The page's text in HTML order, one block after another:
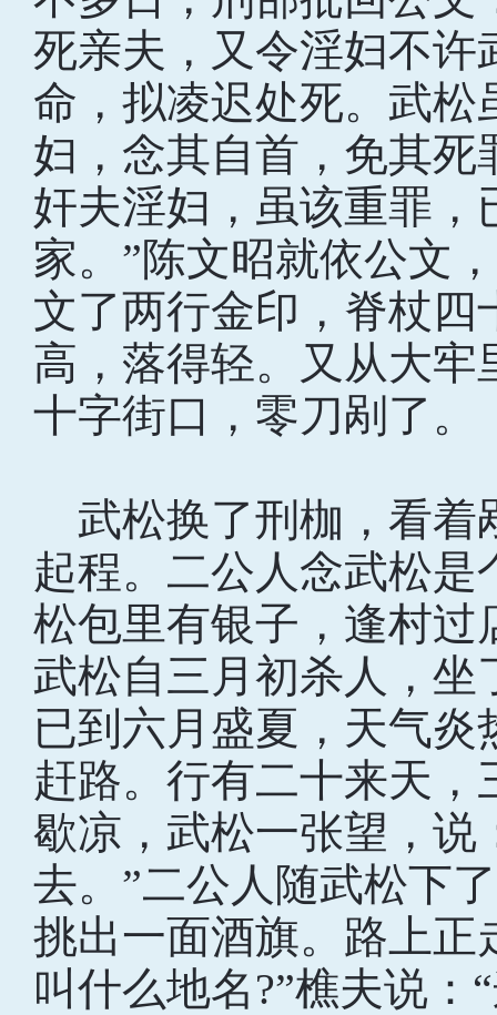
死亲夫，又令淫妇不许
命，拟凌迟处死。武
妇，念其自首，免其
奸夫淫妇，虽该重罪
家。”陈文昭就依公文
文了两行金印，脊杖
高，落得轻。又从大
十字街口，零刀剐了。
武松换了刑枷，看着
起程。二公人念武松
松包里有银子，逢村过
武松自三月初杀人，坐
已到六月盛夏，天气
赶路。行有二十来天
歇凉，武松一张望，说
去。”二公人随武松下
挑出一面酒旗。路上正
叫什么地名?”樵夫说